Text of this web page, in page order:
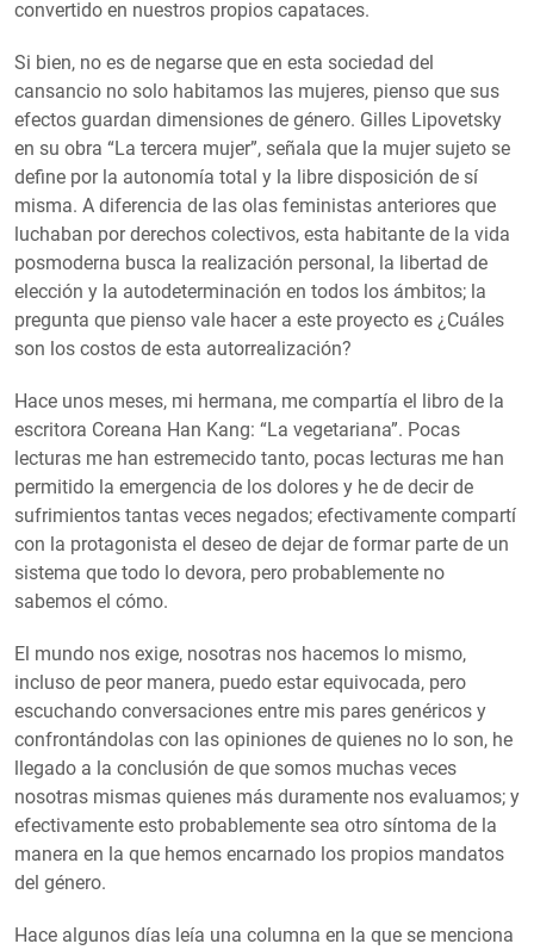
convertido en nuestros propios capataces.
Si bien, no es de negarse que en esta sociedad del
cansancio no solo habitamos las mujeres, pienso que sus
efectos guardan dimensiones de género. Gilles Lipovetsky
en su obra “La tercera mujer”, señala que la mujer sujeto se
define por la autonomía total y la libre disposición de sí
misma. A diferencia de las olas feministas anteriores que
luchaban por derechos colectivos, esta habitante de la vida
posmoderna busca la realización personal, la libertad de
elección y la autodeterminación en todos los ámbitos; la
pregunta que pienso vale hacer a este proyecto es ¿Cuáles
son los costos de esta autorrealización?
Hace unos meses, mi hermana, me compartía el libro de la
escritora Coreana Han Kang: “La vegetariana”. Pocas
lecturas me han estremecido tanto, pocas lecturas me han
permitido la emergencia de los dolores y he de decir de
sufrimientos tantas veces negados; efectivamente compartí
con la protagonista el deseo de dejar de formar parte de un
sistema que todo lo devora, pero probablemente no
sabemos el cómo.
El mundo nos exige, nosotras nos hacemos lo mismo,
incluso de peor manera, puedo estar equivocada, pero
escuchando conversaciones entre mis pares genéricos y
confrontándolas con las opiniones de quienes no lo son, he
llegado a la conclusión de que somos muchas veces
nosotras mismas quienes más duramente nos evaluamos; y
efectivamente esto probablemente sea otro síntoma de la
manera en la que hemos encarnado los propios mandatos
del género.
Hace algunos días leía una columna en la que se menciona